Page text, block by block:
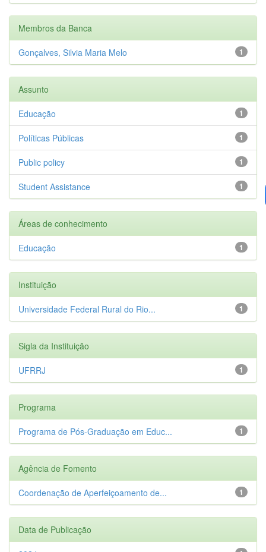
Membros da Banca
1
Gonçalves, Silvia Maria Melo
Assunto
1
Educação
1
Políticas Públicas
1
Public policy
1
Student Assistance
Áreas de conhecimento
1
Educação
Instituição
1
Universidade Federal Rural do Rio...
Sigla da Instituição
1
UFRRJ
Programa
1
Programa de Pós-Graduação em Educ...
Agência de Fomento
1
Coordenação de Aperfeiçoamento de...
Data de Publicação